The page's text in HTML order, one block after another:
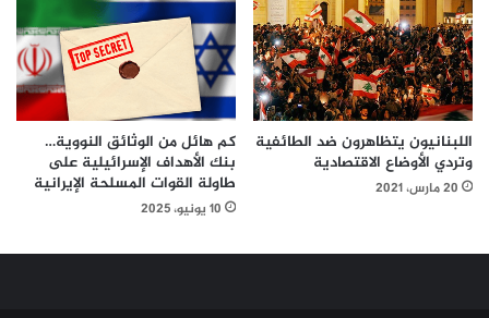
اللبنانيون يتظاهرون ضد الطائفية
وتردي الأوضاع الاقتصادية
20 مارس، 2021
كم هائل من الوثائق النووية…
بنك الأهداف الإسرائيلية على
طاولة القوات المسلحة الإيرانية
10 يونيو، 2025